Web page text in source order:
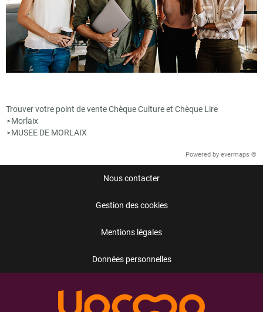
Trouver votre point de vente Chèque Culture et Chèque Lire
> Morlaix
> MUSEE DE MORLAIX
Powered by evermaps ©
Nous contacter
Gestion des cookies
Mentions légales
Données personnelles